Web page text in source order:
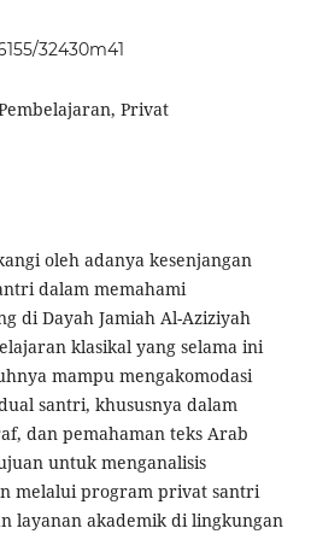
32430m41
Privat
oleh adanya kesenjangan
dalam memahami
di Dayah Jamiah Al-Aziziyah
klasikal yang selama ini
mampu mengakomodasi
santri, khususnya dalam
dan pemahaman teks Arab
untuk menganalisis
melalui program privat santri
layanan akademik di lingkungan